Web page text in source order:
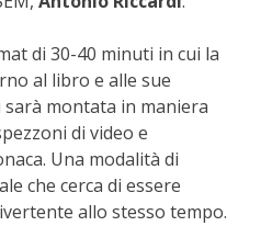
di 30-40 minuti in cui la
al libro e alle sue
sarà montata in maniera
di video e
Una modalità di
che cerca di essere
allo stesso tempo.